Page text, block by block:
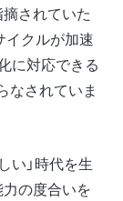
されていた
イクルが加速
に対応できる
なされていま
い」時代を生
の度合いを